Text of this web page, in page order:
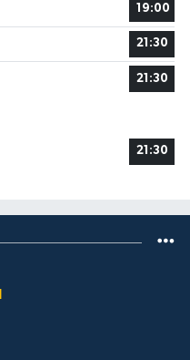
19:00
21:30
21:30
21:30